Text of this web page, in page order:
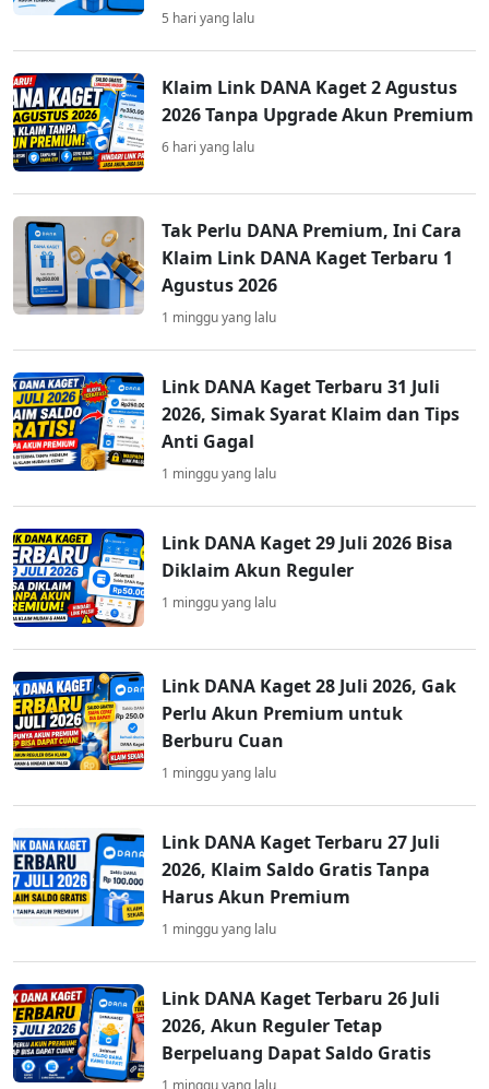
5 hari yang lalu
Klaim Link DANA Kaget 2 Agustus
2026 Tanpa Upgrade Akun Premium
6 hari yang lalu
Tak Perlu DANA Premium, Ini Cara
Klaim Link DANA Kaget Terbaru 1
Agustus 2026
1 minggu yang lalu
Link DANA Kaget Terbaru 31 Juli
2026, Simak Syarat Klaim dan Tips
Anti Gagal
1 minggu yang lalu
Link DANA Kaget 29 Juli 2026 Bisa
Diklaim Akun Reguler
1 minggu yang lalu
Link DANA Kaget 28 Juli 2026, Gak
Perlu Akun Premium untuk
Berburu Cuan
1 minggu yang lalu
Link DANA Kaget Terbaru 27 Juli
2026, Klaim Saldo Gratis Tanpa
Harus Akun Premium
1 minggu yang lalu
Link DANA Kaget Terbaru 26 Juli
2026, Akun Reguler Tetap
Berpeluang Dapat Saldo Gratis